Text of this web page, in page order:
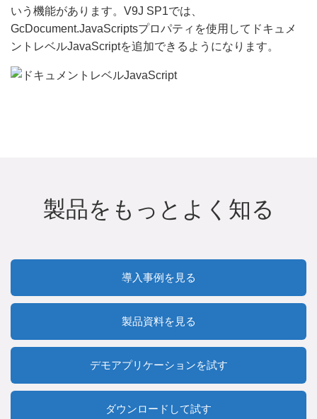
いう機能があります。V9J SP1では、
GcDocument.JavaScriptsプロパティを使用してドキュメ
ントレベルJavaScriptを追加できるようになります。
製品をもっとよく知る
導入事例を見る
製品資料を見る
デモアプリケーションを試す
ダウンロードして試す